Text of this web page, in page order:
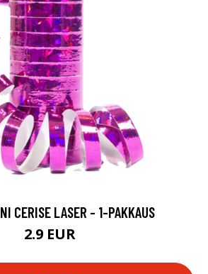
CERISE LASER - 1-PAKKAUS
2.9 EUR